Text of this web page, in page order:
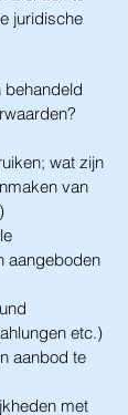
juridische
behandeld
wat zijn
van
aangeboden
etc.)
aanbod te
met